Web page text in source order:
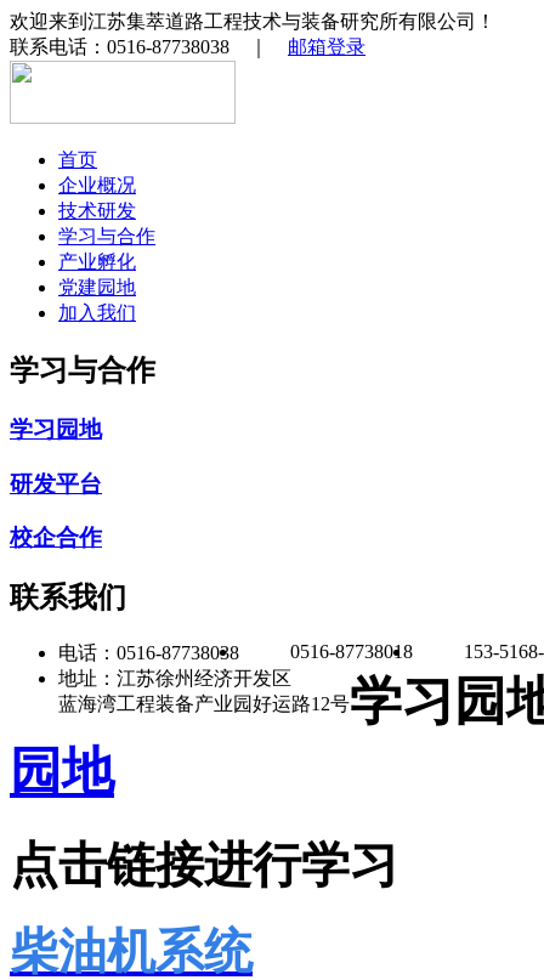
欢迎来到江苏集萃道路工程技术与装备研究所有限公司！
联系电话：0516-87738038 ｜ 邮箱登录
首页
企业概况
技术研发
学习与合作
产业孵化
党建园地
加入我们
学习与合作
学习园地
研发平台
校企合作
联系我们
电话：0516-87738038 0516-87738018
153-
地址：江苏徐州经济开发区
蓝海湾工程装备产业园好运路12号学习园
园地
点击链接进行学习
柴油机系统